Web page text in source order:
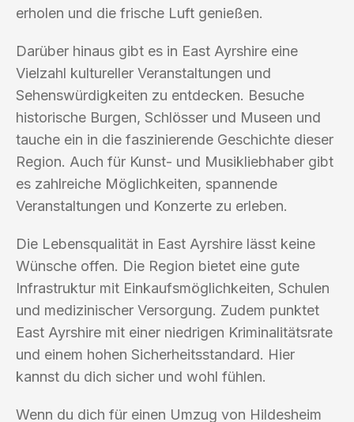
erholen und die frische Luft genießen.
Darüber hinaus gibt es in East Ayrshire eine
Vielzahl kultureller Veranstaltungen und
Sehenswürdigkeiten zu entdecken. Besuche
historische Burgen, Schlösser und Museen und
tauche ein in die faszinierende Geschichte dieser
Region. Auch für Kunst- und Musikliebhaber gibt
es zahlreiche Möglichkeiten, spannende
Veranstaltungen und Konzerte zu erleben.
Die Lebensqualität in East Ayrshire lässt keine
Wünsche offen. Die Region bietet eine gute
Infrastruktur mit Einkaufsmöglichkeiten, Schulen
und medizinischer Versorgung. Zudem punktet
East Ayrshire mit einer niedrigen Kriminalitätsrate
und einem hohen Sicherheitsstandard. Hier
kannst du dich sicher und wohl fühlen.
Wenn du dich für einen Umzug von Hildesheim